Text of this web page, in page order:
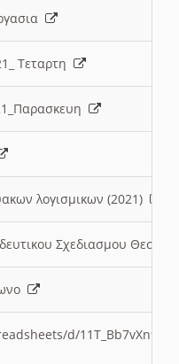
Τεταρτη
λογισμικων (2021)
Σχεδιασμου
d/